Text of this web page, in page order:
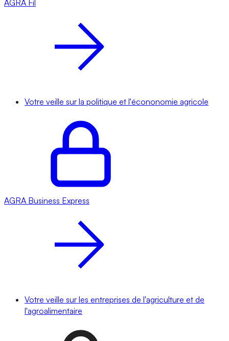
AGRA Fil
Votre veille sur la politique et l'écononomie agricole
AGRA Business Express
Votre veille sur les entreprises de l'agriculture et de
l'agroalimentaire